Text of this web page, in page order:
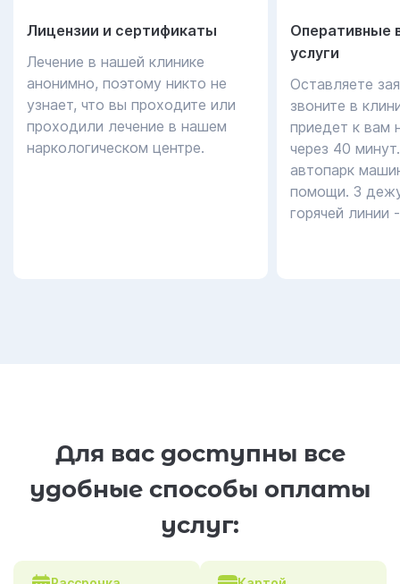
Лицензии и сертификаты
Лечение в нашей клинике
анонимно, поэтому никто не
узнает, что вы проходите или
проходили лечение в нашем
наркологическом центре.
Оперативные
услуги
Оставляете
звоните в
приедет к вам
через 40
автопарк
помощи. 3
горячей линии
Для вас доступны все
удобные способы оплаты
услуг: